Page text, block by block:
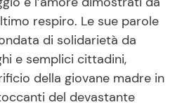
respiro. Le sue parole
di solidarietà da
e semplici cittadini,
della giovane madre in
del devastante